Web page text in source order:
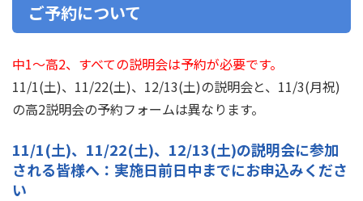
ご予約について
中1～高2、すべての説明会は予約が必要です。
11/1(土)、11/22(土)、12/13(土)の説明会と、11/3(月祝)
の高2説明会の予約フォームは異なります。
11/1(土)、11/22(土)、12/13(土)の説明会に参加
される皆様へ：実施日前日中までにお申込みくださ
い